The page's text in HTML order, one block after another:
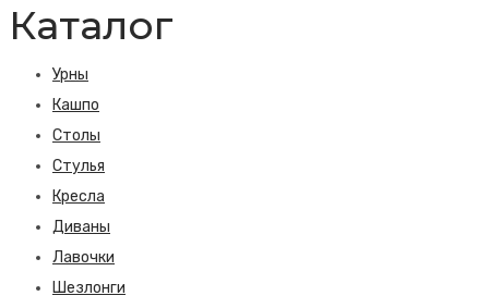
Каталог
Урны
Кашпо
Столы
Стулья
Кресла
Диваны
Лавочки
Шезлонги